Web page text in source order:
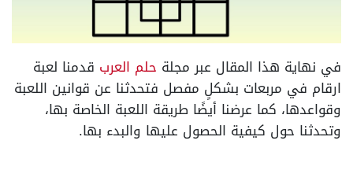
في نهاية هذا المقال عبر مجلة حلم العرب قدمنا لعبة
ارقام في مربعات بشكلٍ مفصل فتحدثنا عن قوانين اللعبة
وقواعدها، كما عرضنا أيضًا طريقة اللعبة الخاصة بها،
وتحدثنا حول كيفية الحصول عليها والبدء بها.